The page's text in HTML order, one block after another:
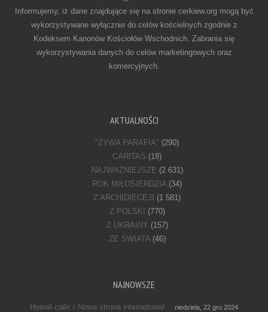
Informujemy, iż dane znajdujące się na stronie cerkiew.org mogą być
wykorzystywane wyłącznie do celów kościelnych zgodnie z
Kodeksem Kanonów Kościołów Wschodnich. Zabrania się
wykorzystywania danych do celów marketingowych oraz
komercyjnych.
AKTUALNOŚCI
"ŻYWA PARAFIA" (290)
CARITAS (18)
NAJWAŻNIEJSZE (2 631)
ROK MIŁOSIERDZIA (34)
Z ARCHIDIECEJI
(1 581)
Z POLSKI
(770)
Z UKRAINY (157)
ZE ŚWIATA(46)
NAJNOWSZE
Новий сайт / Nowa strona internetowa! niedziela, 22 gru 2024